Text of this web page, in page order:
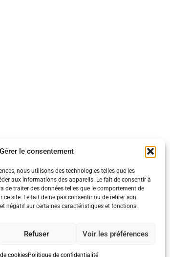
Gérer le consentement
nous utilisons des technologies telles que les
aux informations des appareils. Le fait de consentir à
de traiter des données telles que le comportement de
site. Le fait de ne pas consentir ou de retirer son
négatif sur certaines caractéristiques et fonctions.
Refuser Voir les préférences
cookiesPolitique de confidentialité